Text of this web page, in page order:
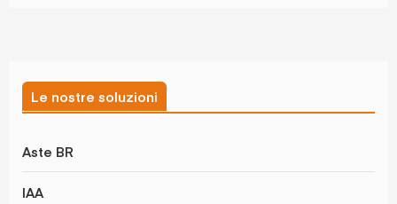
Le nostre soluzioni
Aste BR
IAA